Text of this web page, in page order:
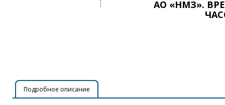
АО «НМЗ».
Подробное описание